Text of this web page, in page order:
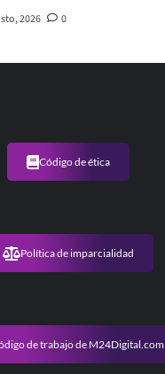
2026 0
Código de ética
Política de imparcialidad
de trabajo de M24Digital.com